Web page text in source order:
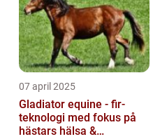
07 april 2025
Gladiator equine - fir-
teknologi med fokus på
hästars hälsa &